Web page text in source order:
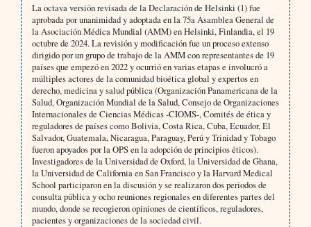
La octava versión revisada de la Declaración de Helsinki (1) fue
aprobada por unanimidad y adoptada en la 75a Asamblea General de
la Asociación Médica Mundial (AMM) en Helsinki, Finlandia, el 19
octubre de 2024. La revisión y modificación fue un proceso extenso
dirigido por un grupo de trabajo de la AMM con representantes de 19
países que empezó en 2022 y ocurrió en varias etapas e involucró a
múltiples actores de la comunidad bioética global y expertos en
derecho, medicina y salud pública (Organización Panamericana de la
Salud, Organización Mundial de la Salud, Consejo de Organizaciones
Internacionales de Ciencias Médicas -CIOMS-, Comités de ética y
reguladores de países como Bolivia, Costa Rica, Cuba, Ecuador, El
Salvador, Guatemala, Nicaragua, Paraguay, Perú y Trinidad y Tobago
fueron apoyados por la OPS en la adopción de principios éticos).
Investigadores de la Universidad de Oxford, la Universidad de Ghana,
la Universidad de California en San Francisco y la Harvard Medical
School participaron en la discusión y se realizaron dos periodos de
consulta pública y ocho reuniones regionales en diferentes partes del
mundo, donde se recogieron opiniones de científicos, reguladores,
pacientes y organizaciones de la sociedad civil.